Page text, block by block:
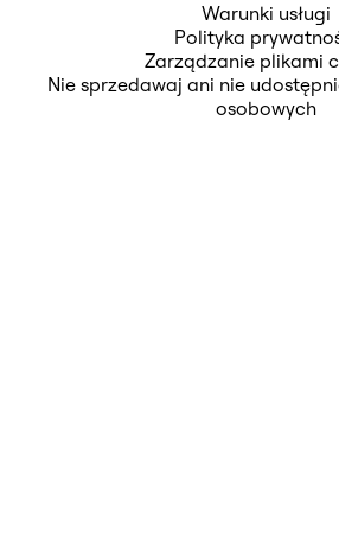
Warunki usługi
Polityka
Zarządzanie plikami
Nie sprzedawaj ani nie
osobowych